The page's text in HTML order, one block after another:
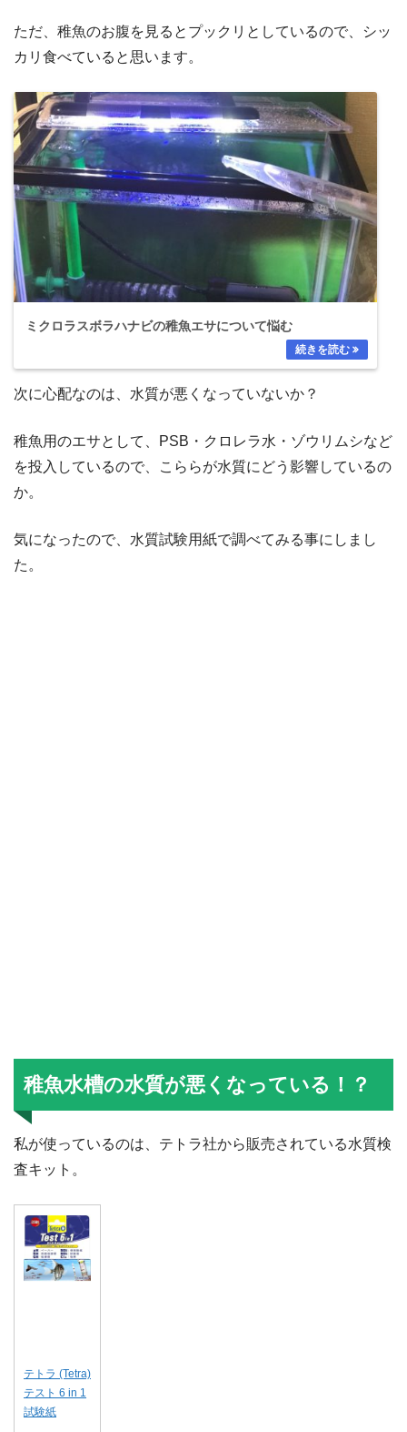
ただ、稚魚のお腹を見るとプックリとしているので、シッ
カリ食べていると思います。
ミクロラスボラハナビの稚魚エサについて悩む
次に心配なのは、水質が悪くなっていないか？
稚魚用のエサとして、PSB・クロレラ水・ゾウリムシなど
を投入しているので、こららが水質にどう影響しているの
か。
気になったので、水質試験用紙で調べてみる事にしまし
た。
稚魚水槽の水質が悪くなっている！？
私が使っているのは、テトラ社から販売されている水質検
査キット。
テトラ (Tetra)
テスト 6 in 1
試験紙